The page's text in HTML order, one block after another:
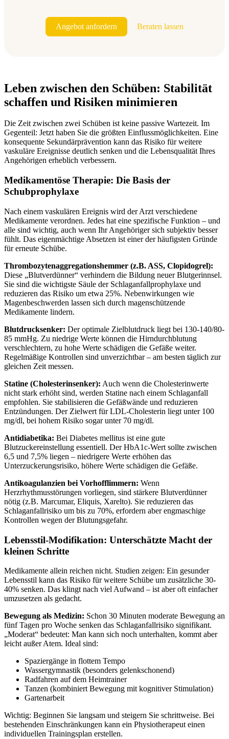
Angebot anfordern Beraten lassen
Leben zwischen den Schüben: Stabilität
schaffen und Risiken minimieren
Die Zeit zwischen zwei Schüben ist keine passive Wartezeit. Im
Gegenteil: Jetzt haben Sie die größten Einflussmöglichkeiten. Eine
konsequente Sekundärprävention kann das Risiko für weitere
vaskuläre Ereignisse deutlich senken und die Lebensqualität Ihres
Angehörigen erheblich verbessern.
Medikamentöse Therapie: Die Basis der
Schubprophylaxe
Nach einem vaskulären Ereignis wird der Arzt verschiedene
Medikamente verordnen. Jedes hat eine spezifische Funktion – und
alle sind wichtig, auch wenn Ihr Angehöriger sich subjektiv besser
fühlt. Das eigenmächtige Absetzen ist einer der häufigsten Gründe
für erneute Schübe.
Thrombozytenaggregationshemmer (z.B. ASS, Clopidogrel):
Diese „Blutverdünner“ verhindern die Bildung neuer Blutgerinnsel.
Sie sind die wichtigste Säule der Schlaganfallprophylaxe und
reduzieren das Risiko um etwa 25%. Nebenwirkungen wie
Magenbeschwerden lassen sich durch magenschützende
Medikamente lindern.
Blutdrucksenker: Der optimale Zielblutdruck liegt bei 130-140/80-
85 mmHg. Zu niedrige Werte können die Hirndurchblutung
verschlechtern, zu hohe Werte schädigen die Gefäße weiter.
Regelmäßige Kontrollen sind unverzichtbar – am besten täglich zur
gleichen Zeit messen.
Statine (Cholesterinsenker): Auch wenn die Cholesterinwerte
nicht stark erhöht sind, werden Statine nach einem Schlaganfall
empfohlen. Sie stabilisieren die Gefäßwände und reduzieren
Entzündungen. Der Zielwert für LDL-Cholesterin liegt unter 100
mg/dl, bei hohem Risiko sogar unter 70 mg/dl.
Antidiabetika: Bei Diabetes mellitus ist eine gute
Blutzuckereinstellung essentiell. Der HbA1c-Wert sollte zwischen
6,5 und 7,5% liegen – niedrigere Werte erhöhen das
Unterzuckerungsrisiko, höhere Werte schädigen die Gefäße.
Antikoagulanzien bei Vorhofflimmern: Wenn
Herzrhythmusstörungen vorliegen, sind stärkere Blutverdünner
nötig (z.B. Marcumar, Eliquis, Xarelto). Sie reduzieren das
Schlaganfallrisiko um bis zu 70%, erfordern aber engmaschige
Kontrollen wegen der Blutungsgefahr.
Lebensstil-Modifikation: Unterschätzte Macht der
kleinen Schritte
Medikamente allein reichen nicht. Studien zeigen: Ein gesunder
Lebensstil kann das Risiko für weitere Schübe um zusätzliche 30-
40% senken. Das klingt nach viel Aufwand – ist aber oft einfacher
umzusetzen als gedacht.
Bewegung als Medizin: Schon 30 Minuten moderate Bewegung an
fünf Tagen pro Woche senken das Schlaganfallrisiko signifikant.
„Moderat“ bedeutet: Man kann sich noch unterhalten, kommt aber
leicht außer Atem. Ideal sind:
Spaziergänge in flottem Tempo
Wassergymnastik (besonders gelenkschonend)
Radfahren auf dem Heimtrainer
Tanzen (kombiniert Bewegung mit kognitiver Stimulation)
Gartenarbeit
Wichtig: Beginnen Sie langsam und steigern Sie schrittweise. Bei
bestehenden Einschränkungen kann ein Physiotherapeut einen
individuellen Trainingsplan erstellen.